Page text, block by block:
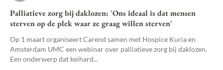
Palliatieve zorg bij daklozen: 'Ons ideaal is dat mensen
sterven op de plek waar ze graag willen sterven'
Op 1 maart organiseert Carend samen met Hospice Kuria en
Amsterdam UMC een webinar over palliatieve zorg bij daklozen.
Een onderwerp dat keihard...